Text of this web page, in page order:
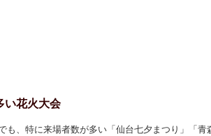
い花火大会
も、特に来場者数が多い「仙台七夕まつり」「